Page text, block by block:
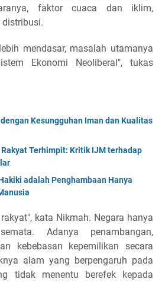
faktor cuaca dan iklim,
mendasar, masalah utamanya
Ekonomi Neoliberal", tukas
Kesungguhan Iman dan Kualitas
Rakyat Terhimpit: Kritik IJM terhadap
adalah Penghambaan Hanya
kata Nikmah. Negara hanya
Adanya penambangan,
kebebasan kepemilikan secara
alam yang berpengaruh pada
tidak menentu berefek kepada